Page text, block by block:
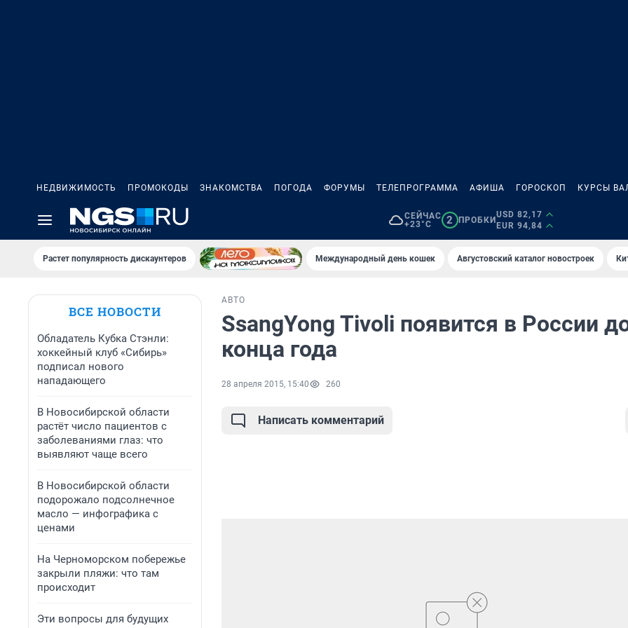
НЕДВИЖИМОСТЬ ПРОМОКОДЫ ЗНАКОМСТВА ПОГОДА ФОРУМЫ ТЕЛЕПРОГРАММА АФИША ГОРОСКОП КУРСЫ
СЕЙЧАС
+23°C
2 ПРОБКИ
USD 82,17
EUR 94,84
Растет популярность дискаунтеров Международный день кошек Августовский каталог новостроек
ВСЕ НОВОСТИ
Обладатель Кубка Стэнли:
хоккейный клуб «Сибирь»
подписал нового
нападающего
В Новосибирской области
растёт число пациентов с
заболеваниями глаз: что
выявляют чаще всего
В Новосибирской области
подорожало подсолнечное
масло — инфографика с
ценами
На Черноморском побережье
закрыли пляжи: что там
происходит
Эти вопросы для будущих
АВТО
SsangYong Tivoli появится в России
конца года
28 апреля 2015, 15:40 260
Написать комментарий